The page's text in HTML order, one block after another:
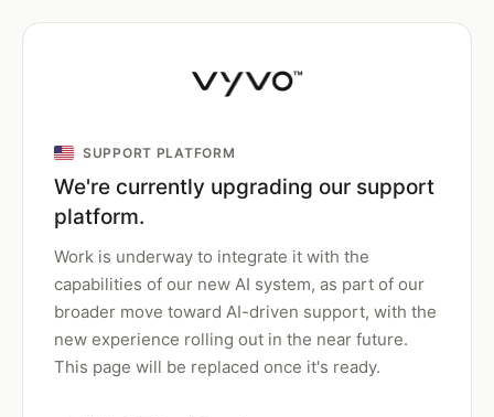
SUPPORT PLATFORM
We're currently upgrading our support
platform.
Work is underway to integrate it with the
capabilities of our new AI system, as part of our
broader move toward AI-driven support, with the
new experience rolling out in the near future.
This page will be replaced once it's ready.